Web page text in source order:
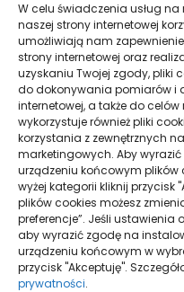
W celu świadczenia usług
naszej strony internetowej
umożliwiają nam
strony internetowej oraz
uzyskaniu Twojej zgody, pliki
do dokonywania pomiarów i
internetowej, a także do
wykorzystuje również pliki
korzystania z zewnętrznych
marketingowych. Aby
urządzeniu końcowym
wyżej kategorii kliknij przycisk
plików cookies możesz
preferencje”. Jeśli
aby wyrazić zgodę na
urządzeniu końcowym w
przycisk "Akceptuję".
prywatności.
wrzesień 2025
sierpień 2025
lipiec 2025
czerwiec 2025
maj 2025